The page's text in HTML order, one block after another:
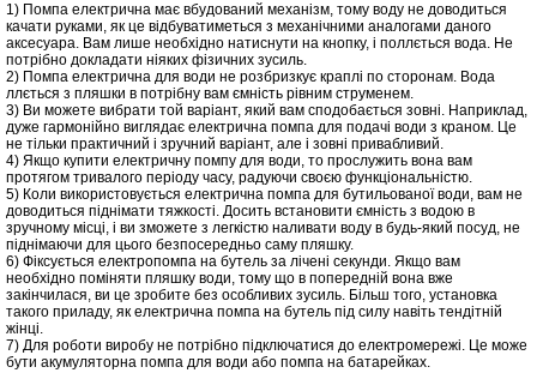
1) Помпа електрична має вбудований механізм, тому воду не доводиться
качати руками, як це відбуватиметься з механічними аналогами даного
аксесуара. Вам лише необхідно натиснути на кнопку, і поллється вода. Не
потрібно докладати ніяких фізичних зусиль.
2) Помпа електрична для води не розбризкує краплі по сторонам. Вода
ллється з пляшки в потрібну вам ємність рівним струменем.
3) Ви можете вибрати той варіант, який вам сподобається зовні. Наприклад,
дуже гармонійно виглядає електрична помпа для подачі води з краном. Це
не тільки практичний і зручний варіант, але і зовні привабливий.
4) Якщо купити електричну помпу для води, то прослужить вона вам
протягом тривалого періоду часу, радуючи своєю функціональністю.
5) Коли використовується електрична помпа для бутильованої води, вам не
доводиться піднімати тяжкості. Досить встановити ємність з водою в
зручному місці, і ви зможете з легкістю наливати воду в будь-який посуд, не
піднімаючи для цього безпосередньо саму пляшку.
6) Фіксується електропомпа на бутель за лічені секунди. Якщо вам
необхідно поміняти пляшку води, тому що в попередній вона вже
закінчилася, ви це зробите без особливих зусиль. Більш того, установка
такого приладу, як електрична помпа на бутель під силу навіть тендітній
жінці.
7) Для роботи виробу не потрібно підключатися до електромережі. Це може
бути акумуляторна помпа для води або помпа на батарейках.